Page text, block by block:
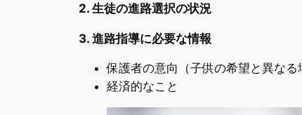
2. 生徒の進路選択の状況
3. 進路指導に必要な情報
保護者の意向（子供の希望と異なる
経済的なこと